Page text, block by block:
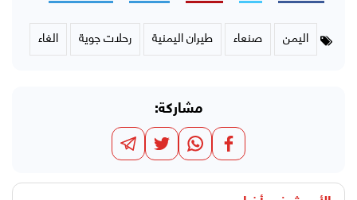
اليمن صنعاء طيران اليمنية رحلات جوية الغاء
مشاركة: